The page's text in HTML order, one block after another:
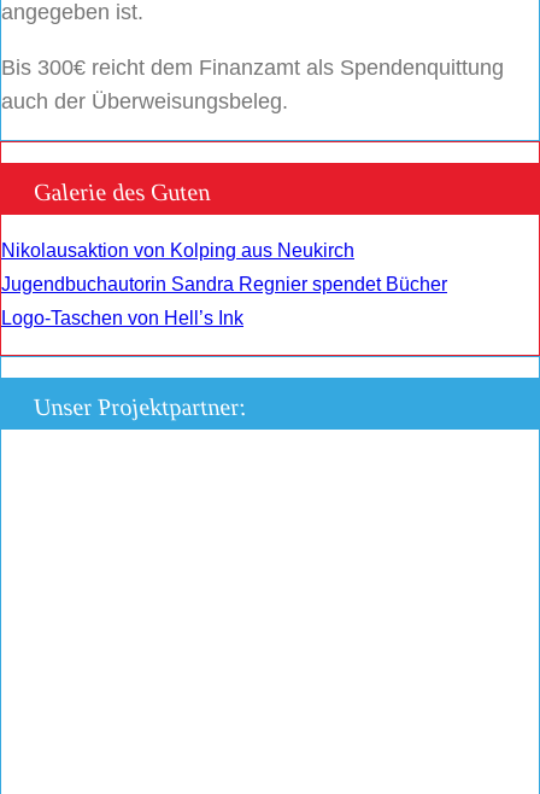
angegeben ist.
Bis 300€ reicht dem Finanzamt als Spendenquittung
auch der Überweisungsbeleg.
Galerie des Guten
Nikolausaktion von Kolping aus Neukirch
Jugendbuchautorin Sandra Regnier spendet Bücher
Logo-Taschen von Hell’s Ink
Unser Projektpartner: